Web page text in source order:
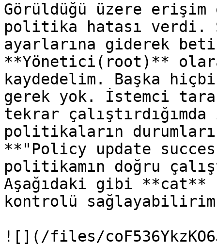
Görüldüğü üzere
politika hatası
ayarlarına giderek
**Yönetici(root)**
kaydedelim. Başka
gerek yok. İstemci
tekrar
politikaların
**"Policy update
politikamın doğru
Aşağıdaki gibi **cat**
kontrolü
![](/files/